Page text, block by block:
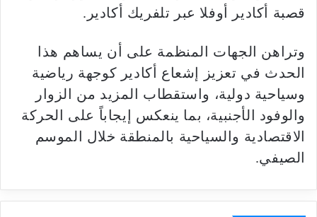
قصبة أكادير أوفلا عبر تلفريك أكادير.
وتراهن الجهات المنظمة على أن يساهم هذا
الحدث في تعزيز إشعاع أكادير كوجهة رياضية
وسياحية دولية، واستقطاب المزيد من الزوار
والوفود الأجنبية، بما ينعكس إيجاباً على الحركة
الاقتصادية والسياحية بالمنطقة خلال الموسم
الصيفي.